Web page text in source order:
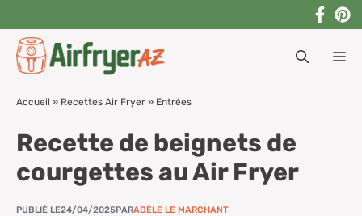
contenu
Accueil » Recettes Air Fryer » Entrées
Recette de beignets de
courgettes au Air Fryer
PUBLIÉ LE24/04/2025PARADÈLE LE MARCHANT